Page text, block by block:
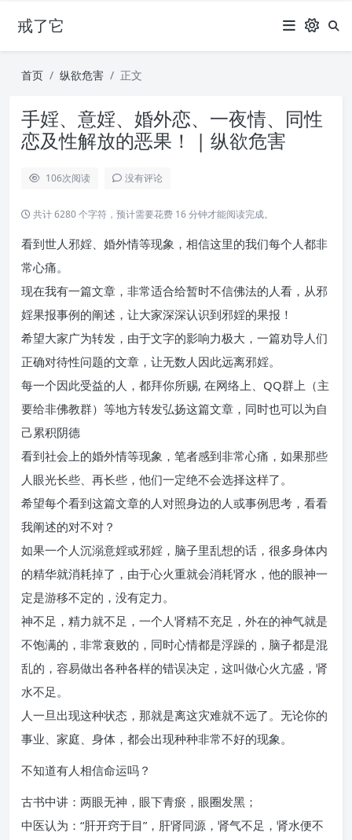
戒了它
首页 纵欲危害 正文
手婬、意婬、婚外恋、一夜情、同性
恋及性解放的恶果！ | 纵欲危害
106次阅读 没有评论
共计 6280 个字符，预计需要花费 16 分钟才能阅读完成。
看到世人邪婬、婚外情等现象，相信这里的我们每个人都非
常心痛。
现在我有一篇文章，非常适合给暂时不信佛法的人看，从邪
婬果报事例的阐述，让大家深深认识到邪婬的果报！
希望大家广为转发，由于文字的影响力极大，一篇劝导人们
正确对待性问题的文章，让无数人因此远离邪婬。
每一个因此受益的人，都拜你所赐, 在网络上、QQ群上（主
要给非佛教群）等地方转发弘扬这篇文章，同时也可以为自
己累积阴德
看到社会上的婚外情等现象，笔者感到非常心痛，如果那些
人眼光长些、再长些，他们一定绝不会选择这样了。
希望每个看到这篇文章的人对照身边的人或事例思考，看看
我阐述的对不对？
如果一个人沉溺意婬或邪婬，脑子里乱想的话，很多身体内
的精华就消耗掉了，由于心火重就会消耗肾水，他的眼神一
定是游移不定的，没有定力。
神不足，精力就不足，一个人肾精不充足，外在的神气就是
不饱满的，非常衰败的，同时心情都是浮躁的，脑子都是混
乱的，容易做出各种各样的错误决定，这叫做心火亢盛，肾
水不足。
人一旦出现这种状态，那就是离这灾难就不远了。无论你的
事业、家庭、身体，都会出现种种非常不好的现象。
不知道有人相信命运吗？
古书中讲：两眼无神，眼下青瘀，眼圈发黑；
中医认为：“肝开窍于目”，肝肾同源，肾气不足，肾水便不